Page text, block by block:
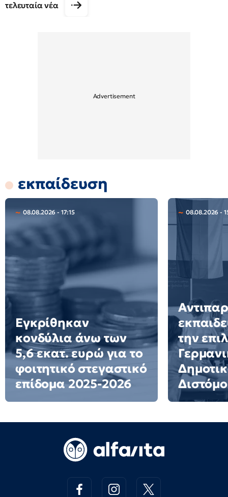
τελευταία νέα
εκπαίδευση
08.08.2026 - 17:15
Εγκρίθηκαν
κονδύλια άνω των
5,6 εκατ. ευρώ για το
φοιτητικό στεγαστικό
επίδομα 2025-2026
08.08.2026 -
την